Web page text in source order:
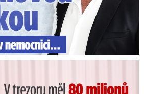
Policie obvinila exšéfa železnic!